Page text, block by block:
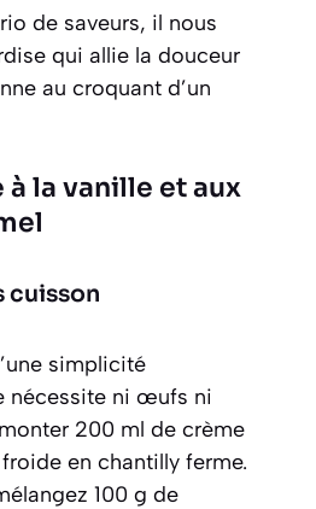
de saveurs, il nous
qui allie la douceur
au croquant d’un
à la vanille et aux
cuisson
simplicité
nécessite ni œufs ni
200 ml de crème
en chantilly ferme.
100 g de